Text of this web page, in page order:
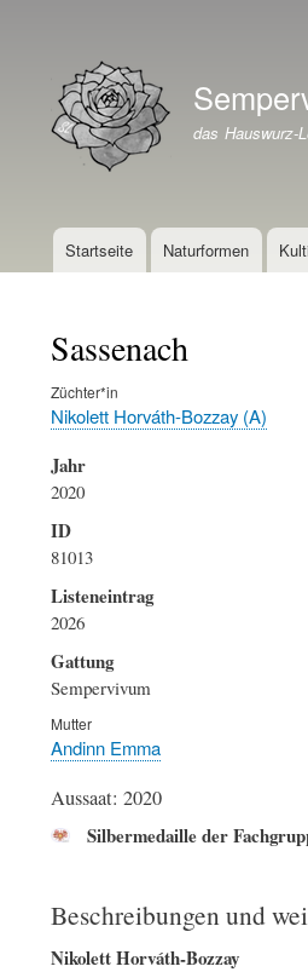
Branding der Website
das Hauswurz-
Hauptnavigation
Startseite Naturformen
Sassenach
Züchter*in
Nikolett Horváth-Bozzay (A)
Jahr
2020
ID
81013
Listeneintrag
2026
Gattung
Sempervivum
Mutter
Andinn Emma
Aussaat: 2020
Silbermedaille der
Beschreibungen und
Nikolett Horváth-Bozzay